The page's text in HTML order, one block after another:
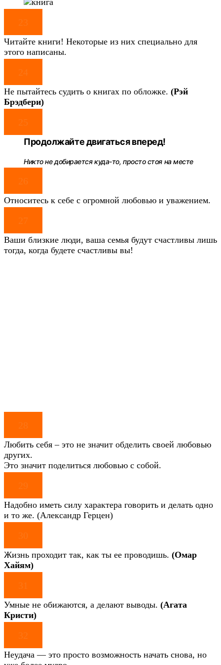
23
Читайте книги! Некоторые из них специально для
этого написаны.
24
Не пытайтесь судить о книгах по обложке. (Рэй
Брэдбери)
25
Продолжайте двигаться вперед!
Никто не добирается куда-то, просто стоя на месте
26
Относитесь к себе с огромной любовью и уважением.
27
Ваши близкие люди, ваша семья будут счастливы лишь
тогда, когда будете счастливы вы!
28
Любить себя – это не значит обделить своей любовью
других.
Это значит поделиться любовью с собой.
29
Надобно иметь силу характера говорить и делать одно
и то же. (Александр Герцен)
30
Жизнь проходит так, как ты ее проводишь. (Омар
Хайям)
31
Умные не обижаются, а делают выводы. (Агата
Кристи)
32
Неудача — это просто возможность начать снова, но